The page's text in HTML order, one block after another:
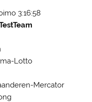
3:16:58
Lotto
Mercator